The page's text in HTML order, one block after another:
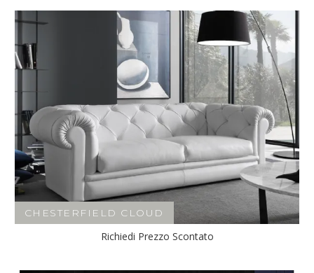
CHESTERFIELD CLOUD
Richiedi Prezzo Scontato